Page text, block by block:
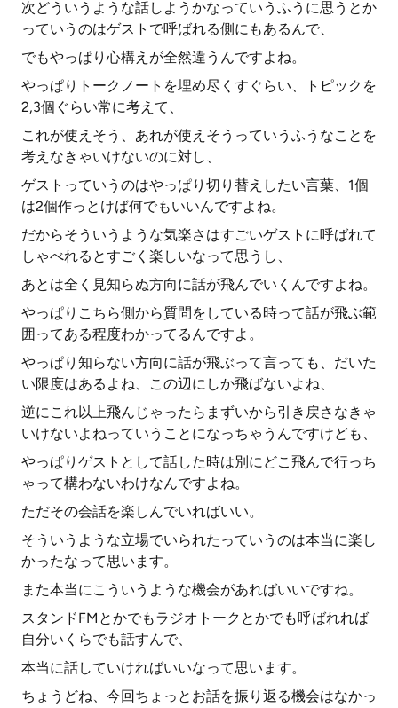
次どういうような話しようかなっていうふうに思うとか
っていうのはゲストで呼ばれる側にもあるんで、
でもやっぱり心構えが全然違うんですよね。
やっぱりトークノートを埋め尽くすぐらい、トピックを
2,3個ぐらい常に考えて、
これが使えそう、あれが使えそうっていうふうなことを
考えなきゃいけないのに対し、
ゲストっていうのはやっぱり切り替えしたい言葉、1個
は2個作っとけば何でもいいんですよね。
だからそういうような気楽さはすごいゲストに呼ばれて
しゃべれるとすごく楽しいなって思うし、
あとは全く見知らぬ方向に話が飛んでいくんですよね。
やっぱりこちら側から質問をしている時って話が飛ぶ範
囲ってある程度わかってるんですよ。
やっぱり知らない方向に話が飛ぶって言っても、だいた
い限度はあるよね、この辺にしか飛ばないよね、
逆にこれ以上飛んじゃったらまずいから引き戻さなきゃ
いけないよねっていうことになっちゃうんですけども、
やっぱりゲストとして話した時は別にどこ飛んで行っち
ゃって構わないわけなんですよね。
ただその会話を楽しんでいればいい。
そういうような立場でいられたっていうのは本当に楽し
かったなって思います。
また本当にこういうような機会があればいいですね。
スタンドFMとかでもラジオトークとかでも呼ばれれば
自分いくらでも話すんで、
本当に話していければいいなって思います。
ちょうどね、今回ちょっとお話を振り返る機会はなかっ